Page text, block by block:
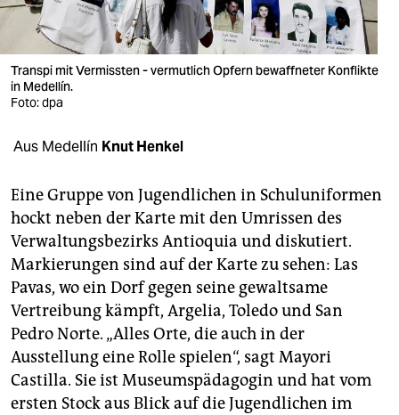
verlag
verlag
veranstaltungen
unterstützen
abo
genossenschaft
epaper login
Transpi mit Vermissten - vermutlich Opfern bewaffneter Konflikte
in Medellín.
Foto: dpa
Aus Medellín Knut Henkel
Eine Gruppe von Jugendlichen in Schuluniformen
hockt neben der Karte mit den Umrissen des
Verwaltungsbezirks Antioquia und diskutiert.
Markierungen sind auf der Karte zu sehen: Las
Pavas, wo ein Dorf gegen seine gewaltsame
Vertreibung kämpft, Argelia, Toledo und San
Pedro Norte. „Alles Orte, die auch in der
Ausstellung eine Rolle spielen“, sagt Mayori
Castilla. Sie ist Museumspädagogin und hat vom
ersten Stock aus Blick auf die Jugendlichen im